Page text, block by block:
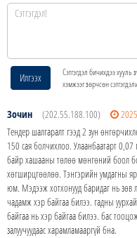
Илгээх
Сэтгэгдэл бичихдээ хууль
хэмжээг зөрчсөн
Зочин (202.55.188.100)
Тендер шалгаралт гээд 2 зун
150 сая болчихлоо. Улаанбаатарт 0,07
байр хашааны төлөө мөнгөний боол
хөгширцгөөлөө. Тэнгэрийн умдагны
юм. Мэдээж хотхонууд баридаг нь зөв
чадамж хэр байгаа билээ. гадны
байгаа нь хэр байгаа билээ. бас
залуучуудаас харамламааргүй бна.